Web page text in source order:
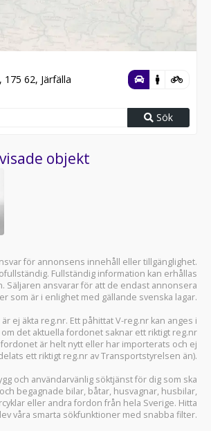
175 62, Järfälla
Sök
objekt
för annonsens innehåll eller tillgänglighet.
Fullständig information kan erhållas
Säljaren ansvarar för att de endast annonsera
som är i enlighet med gällande svenska lagar.
är ej äkta reg.nr. Ett påhittat V-reg.nr kan anges i
det aktuella fordonet saknar ett riktigt reg.nr
är helt nytt eller har importerats och ej
ett riktigt reg.nr av Transportstyrelsen än).
och användarvänlig söktjänst för dig som ska
begagnade bilar, båtar, husvagnar, husbilar,
eller andra fordon från hela Sverige. Hitta
våra smarta sökfunktioner med snabba filter.